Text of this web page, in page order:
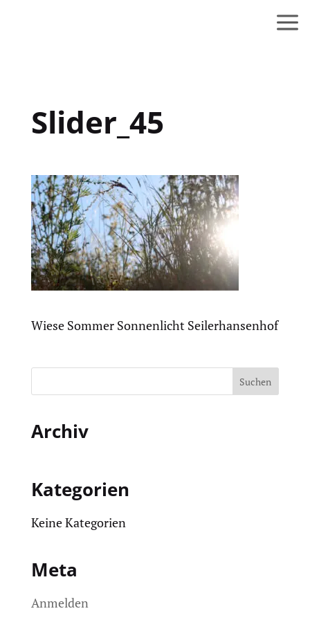
Slider_45
Wiese Sommer Sonnenlicht Seilerhansenhof
Archiv
Kategorien
Keine Kategorien
Meta
Anmelden